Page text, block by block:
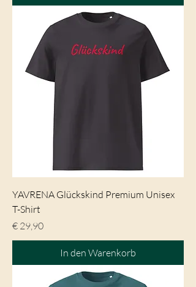
YAVRENA Glückskind Premium Unisex
T-Shirt
Preis
€ 29,90
In den Warenkorb